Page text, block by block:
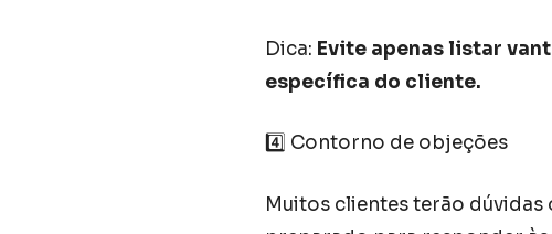
Dica: Evite apenas listar
específica do cliente.
4️⃣ Contorno de objeções
Muitos clientes terão dúvidas